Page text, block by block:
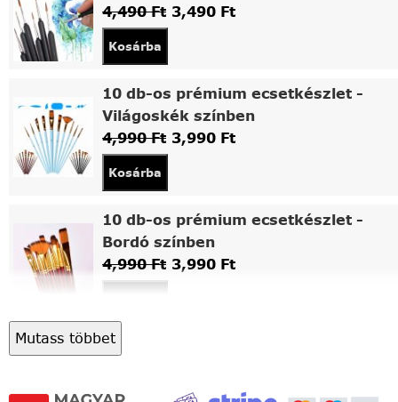
4,490Ft 3,490 Ft
Kosárba
10 db-os prémium ecsetkészlet -
Világoskék színben
4,990Ft 3,990 Ft
Kosárba
10 db-os prémium ecsetkészlet -
Bordó színben
4,990Ft 3,990 Ft
Asztali fa festőállvány
Mutass többet